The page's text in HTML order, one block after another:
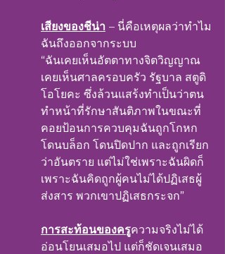
เสียงของชีน่า – นี่คือเหตุผลว่าทำไม
ฉันถึงออกจากระบบ
“ฉันเคยเห็นอัตตาทางจิตวิญญาณ
เคยเห็นศาลครอบครัว รัฐบาล สตูดิ
โอโยคะ ซึ่งล้วนแสร้งทำเป็นว่าตน
ทำหน้าที่รักษาสันติภาพในขณะที่
คอยป้อนการควบคุมฉันถูกโกหก
โดนบล็อก โดนปิดปาก และถูกเรียก
ว่าอันตราย แต่ไม่ใช่เพราะฉันผิดก็
เพราะฉันคิดถูกผู้คนไม่ได้ปฏิเสธผู้
ส่งสาร พวกเขาปฏิเสธกระจก”
การสะท้อนของครูความจริงไม่ได้
อ่อนโยนเสมอไป แต่ก็ชัดเจนเสมอ